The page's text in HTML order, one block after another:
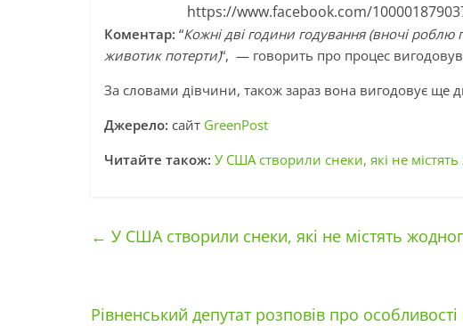
https://www.facebook.com/
Коментар: “Кожні дві години годування (вночі роблю
животик потерти)“, — говорить про процес
За словами дівчини, також зараз вона вигодовує ще
Джерело: сайт GreenPost
Читайте також: У США створили снеки, які не
← У США створили снеки, які не містять
Рівненський депутат розповів про